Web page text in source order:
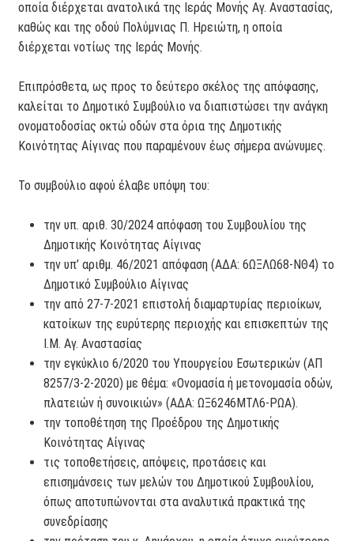
οποία διέρχεται ανατολικά της Ιεράς Μονής Αγ. Αναστασίας,
καθώς και της οδού Πολύμνιας Π. Ηρειώτη, η οποία
διέρχεται νοτίως της Ιεράς Μονής.
Επιπρόσθετα, ως προς το δεύτερο σκέλος της απόφασης,
καλείται το Δημοτικό Συμβούλιο να διαπιστώσει την ανάγκη
ονοματοδοσίας οκτώ οδών στα όρια της Δημοτικής
Κοινότητας Αίγινας που παραμένουν έως σήμερα ανώνυμες.
Το συμβούλιο αφού έλαβε υπόψη του:
την υπ. αριθ. 30/2024 απόφαση του Συμβουλίου της
Δημοτικής Κοινότητας Αίγινας
την υπ’ αριθμ. 46/2021 απόφαση (ΑΔΑ: 6ΩΞΛΩ68-ΝΘ4) το
Δημοτικό Συμβούλιο Αίγινας
την από 27-7-2021 επιστολή διαμαρτυρίας περιοίκων,
κατοίκων της ευρύτερης περιοχής και επισκεπτών της
Ι.Μ. Αγ. Αναστασίας
την εγκύκλιο 6/2020 του Υπουργείου Εσωτερικών (ΑΠ
8257/3-2-2020) με θέμα: «Ονομασία ή μετονομασία οδών,
πλατειών ή συνοικιών» (ΑΔΑ: ΩΞ6246ΜΤΛ6-ΡΩΑ).
την τοποθέτηση της Προέδρου της Δημοτικής
Κοινότητας Αίγινας
τις τοποθετήσεις, απόψεις, προτάσεις και
επισημάνσεις των μελών του Δημοτικού Συμβουλίου,
όπως αποτυπώνονται στα αναλυτικά πρακτικά της
συνεδρίασης